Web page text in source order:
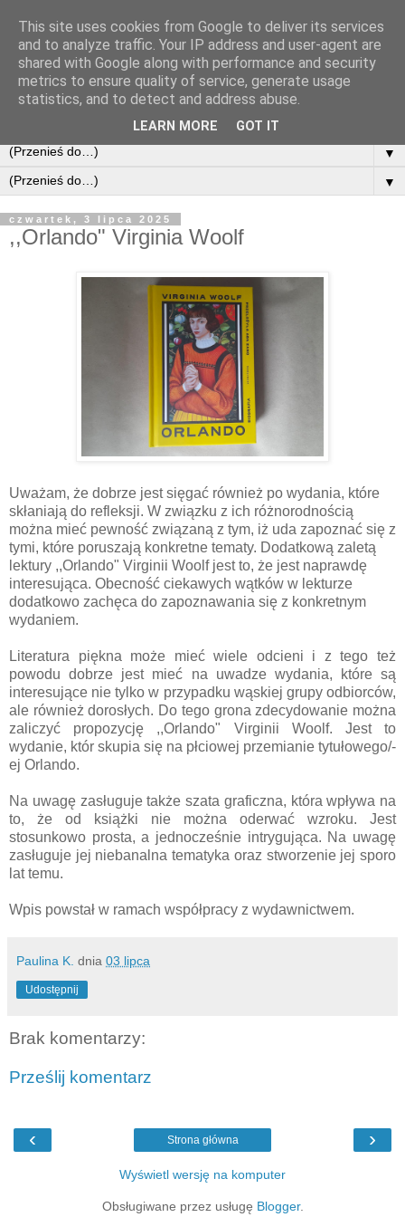
▼
▼
czwartek, 3 lipca 2025
,,Orlando" Virginia Woolf
Uważam, że dobrze jest sięgać również po wydania, które
skłaniają do refleksji. W związku z ich różnorodnością
można mieć pewność związaną z tym, iż uda zapoznać się z
tymi, które poruszają konkretne tematy. Dodatkową zaletą
lektury ,,Orlando" Virginii Woolf jest to, że jest naprawdę
interesująca. Obecność ciekawych wątków w lekturze
dodatkowo zachęca do zapoznawania się z konkretnym
wydaniem.
Literatura piękna może mieć wiele odcieni i z tego też
powodu dobrze jest mieć na uwadze wydania, które są
interesujące nie tylko w przypadku wąskiej grupy odbiorców,
ale również dorosłych. Do tego grona zdecydowanie można
zaliczyć propozycję ,,Orlando" Virginii Woolf. Jest to
wydanie, któr skupia się na płciowej przemianie tytułowego/-
ej Orlando.
Na uwagę zasługuje także szata graficzna, która wpływa na
to, że od książki nie można oderwać wzroku. Jest
stosunkowo prosta, a jednocześnie intrygująca. Na uwagę
zasługuje jej niebanalna tematyka oraz stworzenie jej sporo
lat temu.
Wpis powstał w ramach współpracy z wydawnictwem.
Paulina K. dnia 03 lipca
Udostępnij
Brak komentarzy:
Prześlij komentarz
‹ ›
Strona główna
Wyświetl wersję na komputer
Obsługiwane przez usługę Blogger.
This site uses cookies from Google to deliver its services
and to analyze traffic. Your IP address and user-agent are
shared with Google along with performance and security
metrics to ensure quality of service, generate usage
statistics, and to detect and address abuse.
LEARN MORE GOT IT